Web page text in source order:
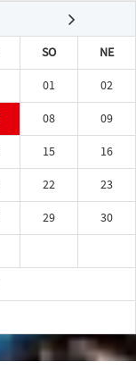
SO
NE
01
02
08
09
15
16
22
23
29
30